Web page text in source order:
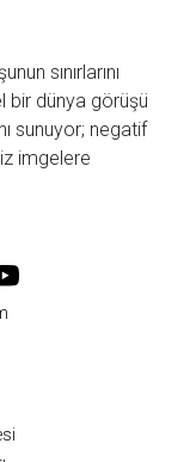
sınırlarını
bir dünya görüşü
sunuyor; negatif
imgelere